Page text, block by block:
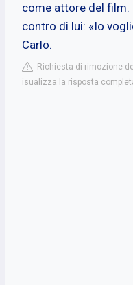
come attore del film.
contro di lui: «Io
Carlo.
Richiesta di rimozione
isualizza la risposta